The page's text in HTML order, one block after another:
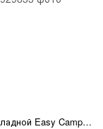
Стул раскладной Easy Camp Swell Ocean Blue (420066)